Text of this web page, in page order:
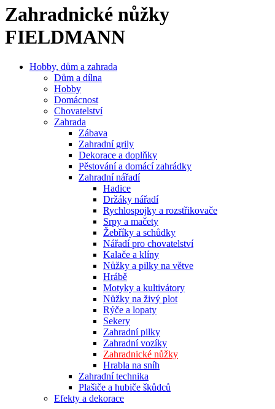
Zahradnické nůžky
FIELDMANN
Hobby, dům a zahrada
Dům a dílna
Hobby
Domácnost
Chovatelství
Zahrada
Zábava
Zahradní grily
Dekorace a doplňky
Pěstování a domácí zahrádky
Zahradní nářadí
Hadice
Držáky nářadí
Rychlospojky a rozstřikovače
Srpy a mačety
Žebříky a schůdky
Nářadí pro chovatelství
Kalače a klíny
Nůžky a pilky na větve
Hrábě
Motyky a kultivátory
Nůžky na živý plot
Rýče a lopaty
Sekery
Zahradní pilky
Zahradní vozíky
Zahradnické nůžky
Hrabla na sníh
Zahradní technika
Plašiče a hubiče škůdců
Efekty a dekorace